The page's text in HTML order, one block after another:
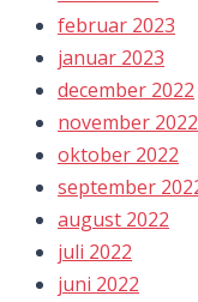
februar 2023
januar 2023
december 2022
november 2022
oktober 2022
september
august 2022
juli 2022
juni 2022